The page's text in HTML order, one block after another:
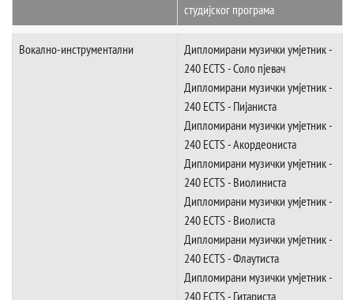
студијског програма
Вокално-инструментални
Дипломирани музички умјетник -
240 ECTS - Соло пјевач
Дипломирани музички умјетник -
240 ECTS - Пијаниста
Дипломирани музички умјетник -
240 ECTS - Акордеониста
Дипломирани музички умјетник -
240 ECTS - Виолиниста
Дипломирани музички умјетник -
240 ECTS - Виолиста
Дипломирани музички умјетник -
240 ECTS - Флаутиста
Дипломирани музички умјетник -
240 ECTS - Гитариста